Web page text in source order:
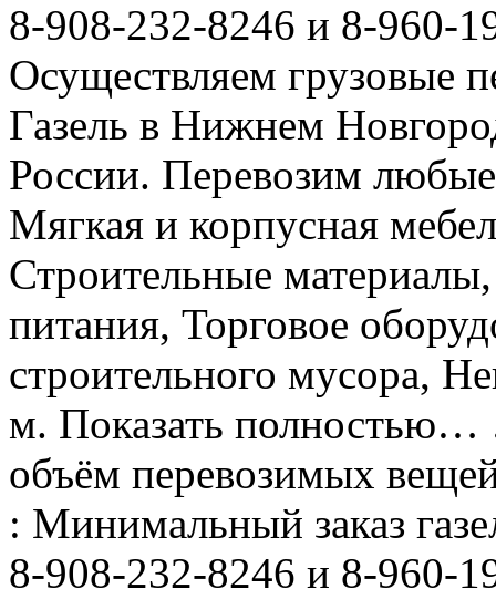
8-908-232-8246 и 8-960-
Осуществляем грузовые
Газель в Нижнем
России. Перевозим
Мягкая и корпусная
Строительные
питания, Торговое
строительного мусора,
м. Показать полностью…
объём перевозимых
: Минимальный заказ
8-908-232-8246 и 8-960-